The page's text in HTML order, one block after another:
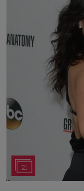
21